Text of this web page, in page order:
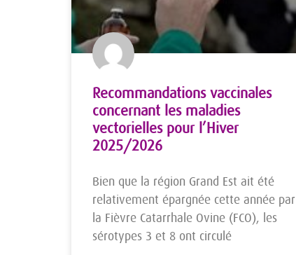
Recommandations vaccinales
concernant les maladies
vectorielles pour l’Hiver
2025/2026
Bien que la région Grand Est ait été
relativement épargnée cette année par
la Fièvre Catarrhale Ovine (FCO), les
sérotypes 3 et 8 ont circulé